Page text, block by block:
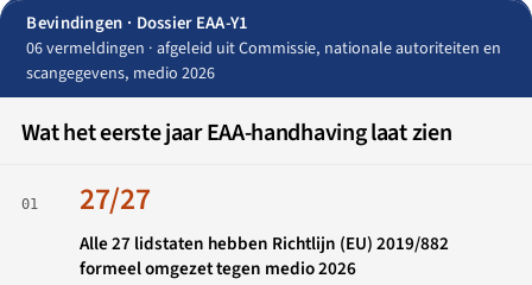
Bevindingen · Dossier EAA-Y1
06 vermeldingen · afgeleid uit Commissie, nationale autoriteiten en
scangegevens, medio 2026
Wat het eerste jaar EAA-handhaving laat zien
01 27/27
Alle 27 lidstaten hebben Richtlijn (EU) 2019/882
formeel omgezet tegen medio 2026